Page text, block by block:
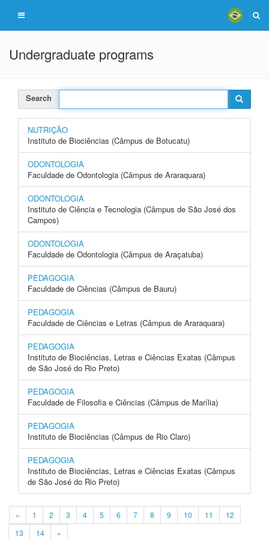
Undergraduate programs
Search
NUTRIÇÃO
Instituto de Biociências (Câmpus de Botucatu)
ODONTOLOGIA
Faculdade de Odontologia (Câmpus de Araraquara)
ODONTOLOGIA
Instituto de Ciência e Tecnologia (Câmpus de São José dos
Campos)
ODONTOLOGIA
Faculdade de Odontologia (Câmpus de Araçatuba)
PEDAGOGIA
Faculdade de Ciências (Câmpus de Bauru)
PEDAGOGIA
Faculdade de Ciências e Letras (Câmpus de Araraquara)
PEDAGOGIA
Instituto de Biociências, Letras e Ciências Exatas (Câmpus
de São José do Rio Preto)
PEDAGOGIA
Faculdade de Filosofia e Ciências (Câmpus de Marília)
PEDAGOGIA
Instituto de Biociências (Câmpus de Rio Claro)
PEDAGOGIA
Instituto de Biociências, Letras e Ciências Exatas (Câmpus
de São José do Rio Preto)
« 1 2 3 4 5 6 7 8 9 10 11
12
13
14 »